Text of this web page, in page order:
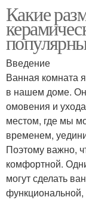
Какие
Введение
Ванная комната
в нашем доме.
омовения и
местом, где мы
временем,
Поэтому важно,
комфортной.
могут сделать
функциональной,